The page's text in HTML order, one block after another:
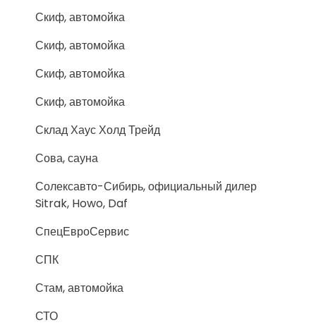
Скиф, автомойка
Скиф, автомойка
Скиф, автомойка
Скиф, автомойка
Склад Хаус Холд Трейд
Сова, сауна
Солексавто-Сибирь, официальный дилер
Sitrak, Howo, Daf
СпецЕвроСервис
СПК
Стам, автомойка
СТО